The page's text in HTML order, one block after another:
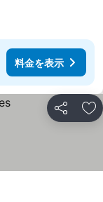
料金を表示
シェア お